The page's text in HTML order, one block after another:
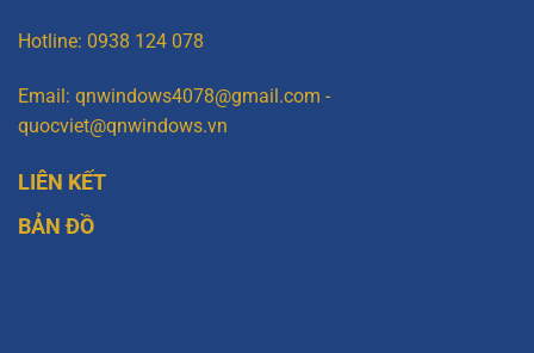
Hotline: 0938 124 078
Email: qnwindows4078@gmail.com -
quocviet@qnwindows.vn
LIÊN KẾT
BẢN ĐỒ